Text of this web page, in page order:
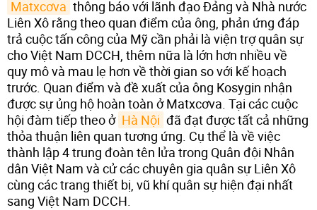
Matxcơva thông báo với lãnh đạo Đảng và Nhà nước
Liên Xô rằng theo quan điểm ​​​​của ông, phản ứng đáp
trả cuộc tấn công của Mỹ cần phải là viện trợ quân sự
cho Việt Nam DCCH, thêm nữa là lớn hơn nhiều về
quy mô và mau lẹ hơn về thời gian so với kế hoạch
trước. Quan điểm và đề xuất của ông Kosygin nhận
được sự ủng hộ hoàn toàn ở Matxcơva. Tại các cuộc
hội đàm tiếp theo ở Hà Nội đã đạt được tất cả những
thỏa thuận liên quan tương ứng. Cụ thể là về việc
thành lập 4 trung đoàn tên lửa trong Quân đội Nhân
dân Việt Nam và cử các chuyên gia quân sự Liên Xô
cùng các trang thiết bị, vũ khí quân sự hiện đại nhất
sang Việt Nam DCCH.